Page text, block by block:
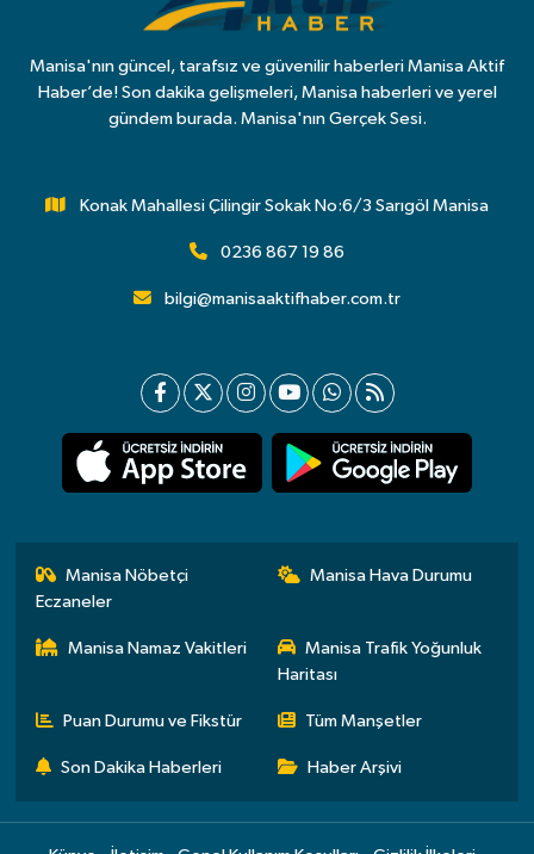
Manisa'nın güncel, tarafsız ve güvenilir haberleri Manisa Aktif
Haber’de! Son dakika gelişmeleri, Manisa haberleri ve yerel
gündem burada. Manisa'nın Gerçek Sesi.
Konak Mahallesi Çilingir Sokak No:6/3 Sarıgöl Manisa
0236 867 19 86
bilgi@manisaaktifhaber.com.tr
Manisa Nöbetçi
Eczaneler
Manisa Hava Durumu
Manisa Namaz Vakitleri
Manisa Trafik Yoğunluk
Haritası
Puan Durumu ve Fikstür Tüm Manşetler
Son Dakika Haberleri Haber Arşivi